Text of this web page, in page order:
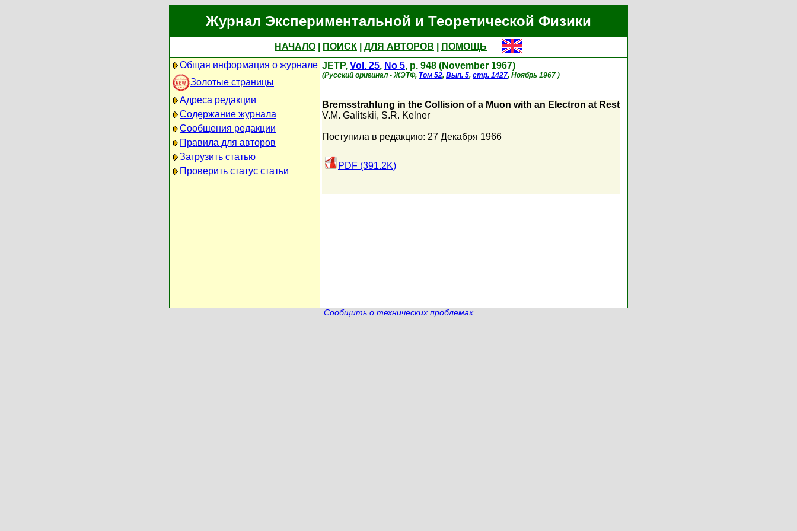
Журнал Экспериментальной и Теоретической Физики
НАЧАЛО ПОИСК ДЛЯ АВТОРОВ
ПОМОЩЬ
Общая информация о журнале
Золотые страницы
Адреса редакции
Содержание журнала
Сообщения редакции
Правила для авторов
Загрузить статью
Проверить статус статьи
JETP, Vol. 25, No 5, p. 948 (November 1967)
(Русский оригинал - ЖЭТФ, Том 52, Вып. 5, стр. 1427, Ноябрь 1967 )
Bremsstrahlung in the Collision of a Muon with an Electron at Rest
V.M. Galitskii, S.R. Kelner
Поступила в редакцию: 27 Декабря 1966
PDF (391.2K)
Сообщить о технических проблемах